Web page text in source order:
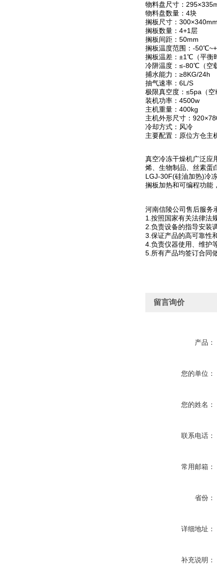
物料盘尺寸：
物料盘数量：4块
搁板尺寸：
搁板数量：4+1层
搁板间距：50mm
搁板温度范围：-
搁板温差：±1℃（平衡
冷阱温度：≤-80℃（空
捕水能力：≥8KG/24h
抽气速率：6L/S
极限真空度：≤5pa（空
装机功率：4500w
主机重量：400kg
主机外形尺寸：
冷却方式：风冷
主要配置：原位方仓主
真空冷冻干燥机广泛应
烯、生物制品、丝素蛋
LGJ-30F(硅油加热)冷
搁板加热和可编程功能
河南信陵公司售后服务
1.按照国家有关法律法
2.负责设备的指导安装
3.保证产品的高可靠性
4.负责仪器使用、维护
5.所有产品均签订合同
留言询价
产品：
您的单位：
您的姓名：
联系电话：
常用邮箱：
省份：
详细地址：
补充说明：